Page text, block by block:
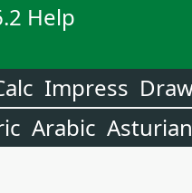
Help
Impress
Arabic Asturian